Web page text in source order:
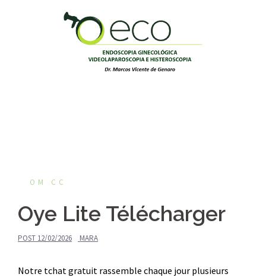
OM CC
Oye Lite Télécharger
POST 12/02/2026 MARA
Notre tchat gratuit rassemble chaque jour plusieurs